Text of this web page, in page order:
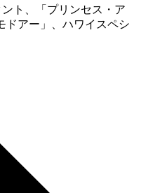
ト、「プリンセス・ア
ドアー」、ハワイスペシ